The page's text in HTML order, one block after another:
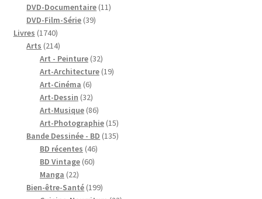
produits
DVD-Documentaire 1111
DVD-Film-Série 3939
Livres 17401740
produits
Arts 214214
produits
Art - Peinture 3232
produits
Art-Architecture 1919
Art-Cinéma 66
produits
Art-Dessin 3232
produits
Art-Musique 8686
produits
Art-Photographie 1515
produits
Bande Dessinée - BD 135135
BD récentes 4646
BD Vintage 6060
Manga 2222
produits
Bien-être-Santé 199199